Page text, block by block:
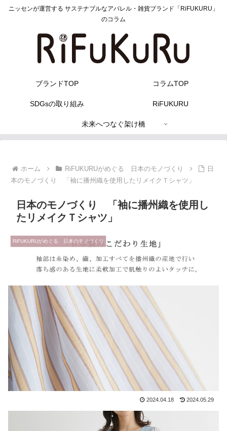
ニッセンが運営する サステナブルなアパレル・雑貨ブランド「RiFUKURU」
のコラム
ブランドTOP コラムTOP
SDGsの取り組み RiFUKURU
未来へつなぐ架け橋
ホーム RiFUKURUがめぐる 日本のモノづくり
日
本のモノづくり 「袖に播州織を使用したリメイクＴシャツ」
日本のモノづくり 「袖に播州織を使用し
たリメイクＴシャツ」
RiFUKURUがめぐる 日本のモノづくり
2024.04.18 2024.05.29